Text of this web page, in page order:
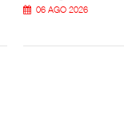
06 AGO 2026